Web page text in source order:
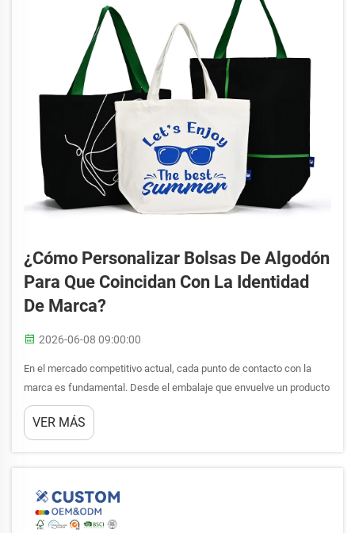
¿Cómo Personalizar Bolsas De Algodón
Para Que Coincidan Con La Identidad
De Marca?
2026-06-08 09:00:00
En el mercado competitivo actual, cada punto de contacto con la
marca es fundamental. Desde el embalaje que envuelve un producto
hasta la bolsa reutilizable que el cliente lleva a casa, cada elemento
comunica quién es su empresa. La bolsa de algodón se ha
VER MÁS